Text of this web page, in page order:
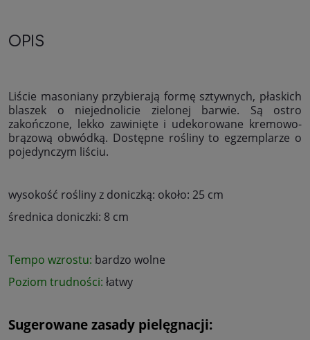
OPIS
Liście masoniany przybierają formę sztywnych, płaskich
blaszek o niejednolicie zielonej barwie. Są ostro
zakończone, lekko zawinięte i udekorowane kremowo-
brązową obwódką. Dostępne rośliny to egzemplarze o
pojedynczym liściu.
wysokość rośliny z doniczką: około: 25 cm
średnica doniczki: 8 cm
Tempo wzrostu: bardzo wolne
Poziom trudności: łatwy
Sugerowane zasady pielęgnacji: